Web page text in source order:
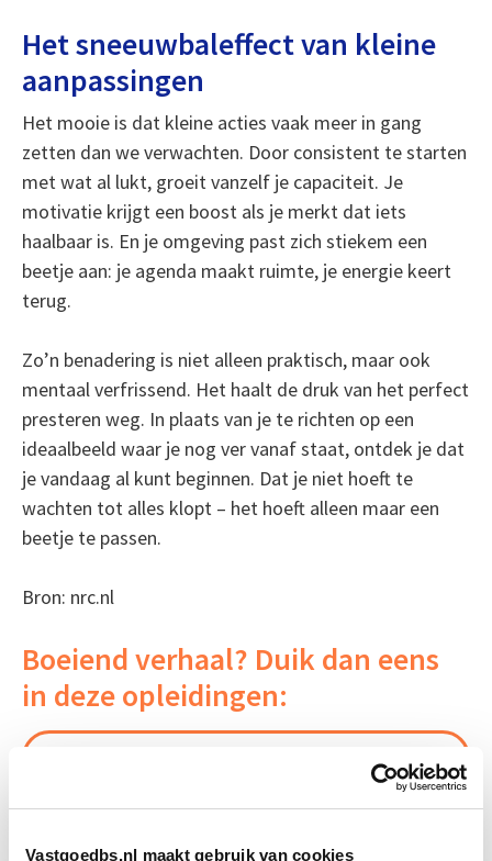
Vastgoedbs.nl maakt gebruik van cookies
Het sneeuwbaleffect van kleine
aanpassingen
Het mooie is dat kleine acties vaak meer in gang
zetten dan we verwachten. Door consistent te starten
met wat al lukt, groeit vanzelf je capaciteit. Je
motivatie krijgt een boost als je merkt dat iets
haalbaar is. En je omgeving past zich stiekem een
beetje aan: je agenda maakt ruimte, je energie keert
terug.
Zo’n benadering is niet alleen praktisch, maar ook
mentaal verfrissend. Het haalt de druk van het perfect
presteren weg. In plaats van je te richten op een
ideaalbeeld waar je nog ver vanaf staat, ontdek je dat
je vandaag al kunt beginnen. Dat je niet hoeft te
wachten tot alles klopt – het hoeft alleen maar een
beetje te passen.
Bron: nrc.nl
Boeiend verhaal? Duik dan eens
in deze opleidingen:
Leidinggeven & Communiceren
22 sep